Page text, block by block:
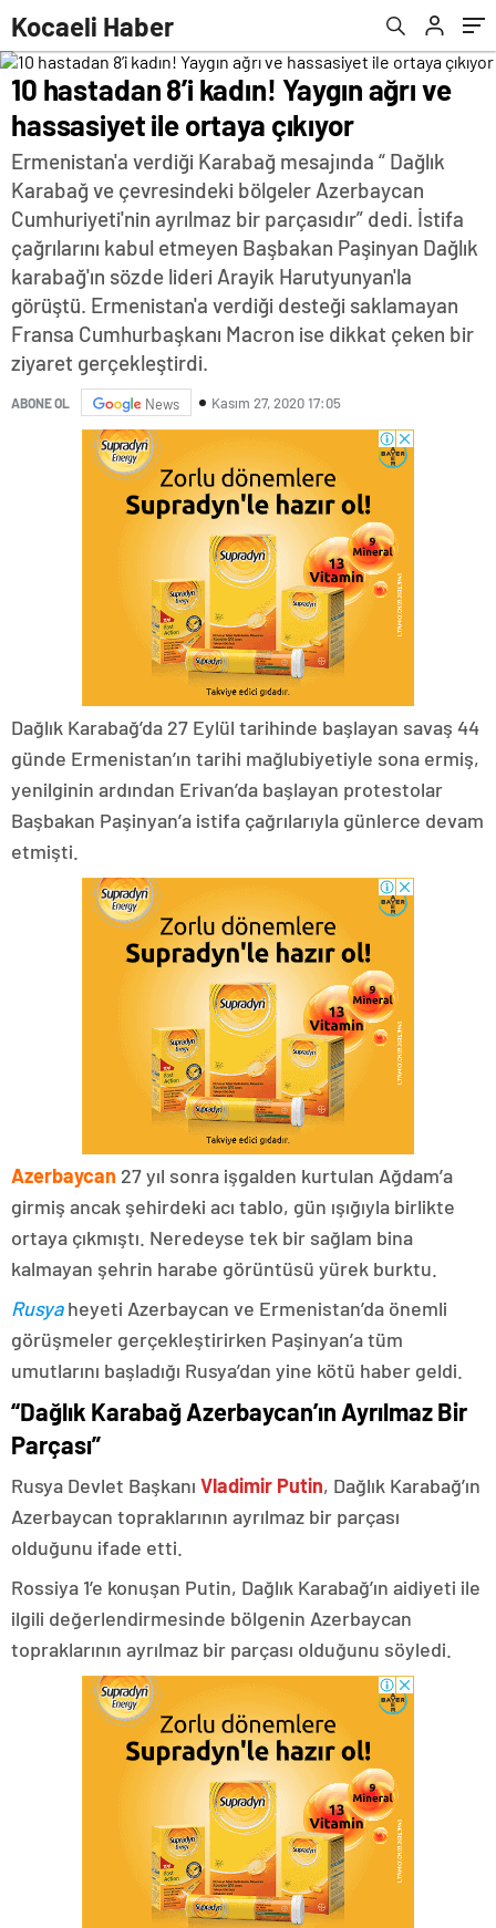
Kocaeli Haber
10 hastadan 8’i kadın! Yaygın ağrı ve
hassasiyet ile ortaya çıkıyor
Ermenistan'a verdiği Karabağ mesajında “ Dağlık
Karabağ ve çevresindeki bölgeler Azerbaycan
Cumhuriyeti'nin ayrılmaz bir parçasıdır” dedi. İstifa
çağrılarını kabul etmeyen Başbakan Paşinyan Dağlık
karabağ'ın sözde lideri Arayik Harutyunyan'la
görüştü. Ermenistan'a verdiği desteği saklamayan
Fransa Cumhurbaşkanı Macron ise dikkat çeken bir
ziyaret gerçekleştirdi.
ABONE OL News Kasım 27, 2020 17:05
Dağlık Karabağ’da 27 Eylül tarihinde başlayan savaş 44
günde Ermenistan’ın tarihi mağlubiyetiyle sona ermiş,
yenilginin ardından Erivan’da başlayan protestolar
Başbakan Paşinyan’a istifa çağrılarıyla günlerce devam
etmişti.
Azerbaycan 27 yıl sonra işgalden kurtulan Ağdam’a
girmiş ancak şehirdeki acı tablo, gün ışığıyla birlikte
ortaya çıkmıştı. Neredeyse tek bir sağlam bina
kalmayan şehrin harabe görüntüsü yürek burktu.
Rusyaheyeti Azerbaycan ve Ermenistan’da önemli
görüşmeler gerçekleştirirken Paşinyan’a tüm
umutlarını başladığı Rusya’dan yine kötü haber geldi.
“Dağlık Karabağ Azerbaycan’ın Ayrılmaz Bir
Parçası”
Rusya Devlet Başkanı Vladimir Putin, Dağlık Karabağ’ın
Azerbaycan topraklarının ayrılmaz bir parçası
olduğunu ifade etti.
Rossiya 1’e konuşan Putin, Dağlık Karabağ’ın aidiyeti ile
ilgili değerlendirmesinde bölgenin Azerbaycan
topraklarının ayrılmaz bir parçası olduğunu söyledi.